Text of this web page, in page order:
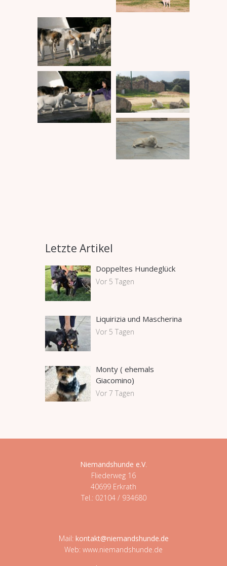
Letzte Artikel
Doppeltes Hundeglück
Vor 5 Tagen
Liquirizia und Mascherina
Vor 5 Tagen
Monty ( ehemals
Giacomino)
Vor 7 Tagen
Niemandshunde e.V
Fliederweg 16
40699 Erkrath
Tel.: 02104 / 934680
Mail: kontakt@niemandshunde.de
Web: www.niemandshunde.de